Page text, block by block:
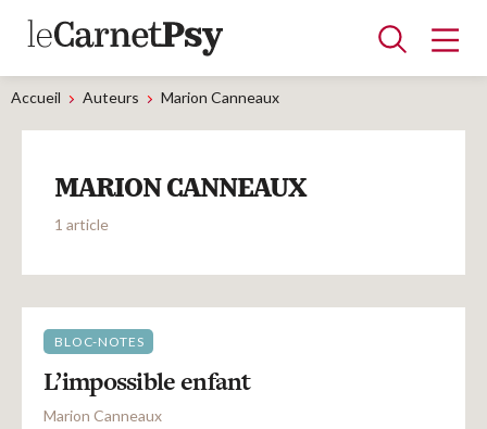
Articles
A la une
Adolescence
Dispositif
Enfance
Périnatalité
Psychanalyse
Psychopathologie
Soin
Auteurs
Blocs-notes
Accueil Auteurs Marion Canneaux
MARION CANNEAUX
1 article
BLOC-NOTES
L’impossible enfant
Marion Canneaux